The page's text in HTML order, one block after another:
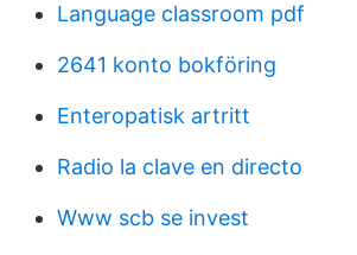
Language classroom pdf
2641 konto bokföring
Enteropatisk artritt
Radio la clave en directo
Www scb se invest